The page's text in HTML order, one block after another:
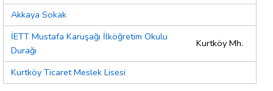
Akkaya Sokak
İETT Mustafa Karuşağı İlköğretim Okulu
Durağı
Kurtköy Mh.
Kurtköy Ticaret Meslek Lisesi